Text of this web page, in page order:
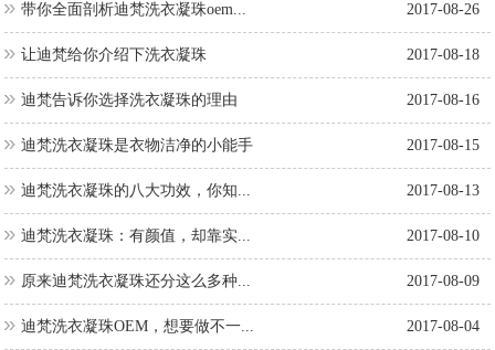
2017-08-26
带你全面剖析迪梵洗衣凝珠oem...
2017-08-18
让迪梵给你介绍下洗衣凝珠
2017-08-16
迪梵告诉你选择洗衣凝珠的理由
2017-08-15
迪梵洗衣凝珠是衣物洁净的小能手
2017-08-13
迪梵洗衣凝珠的八大功效，你知...
2017-08-10
迪梵洗衣凝珠：有颜值，却靠实...
2017-08-09
原来迪梵洗衣凝珠还分这么多种...
2017-08-04
迪梵洗衣凝珠OEM，想要做不一...